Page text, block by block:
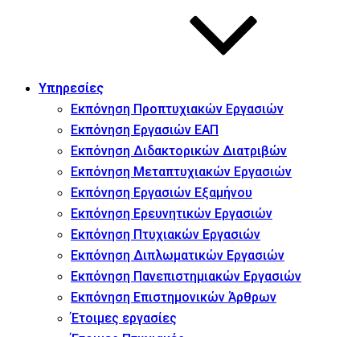
Υπηρεσίες
Εκπόνηση Προπτυχιακών Εργασιών
Εκπόνηση Εργασιών ΕΑΠ
Εκπόνηση Διδακτορικών Διατριβών
Εκπόνηση Μεταπτυχιακών Εργασιών
Εκπόνηση Εργασιών Εξαμήνου
Εκπόνηση Ερευνητικών Εργασιών
Εκπόνηση Πτυχιακών Εργασιών
Εκπόνηση Διπλωματικών Εργασιών
Εκπόνηση Πανεπιστημιακών Εργασιών
Εκπόνηση Επιστημονικών Άρθρων
Έτοιμες εργασίες